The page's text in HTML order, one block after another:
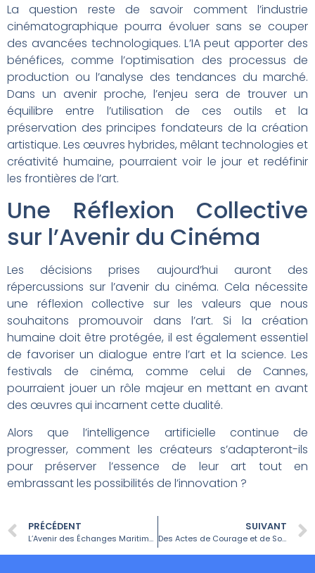
La question reste de savoir comment l’industrie
cinématographique pourra évoluer sans se couper
des avancées technologiques. L’IA peut apporter des
bénéfices, comme l’optimisation des processus de
production ou l’analyse des tendances du marché.
Dans un avenir proche, l’enjeu sera de trouver un
équilibre entre l’utilisation de ces outils et la
préservation des principes fondateurs de la création
artistique. Les œuvres hybrides, mêlant technologies et
créativité humaine, pourraient voir le jour et redéfinir
les frontières de l’art.
Une Réflexion Collective
sur l’Avenir du Cinéma
Les décisions prises aujourd’hui auront des
répercussions sur l’avenir du cinéma. Cela nécessite
une réflexion collective sur les valeurs que nous
souhaitons promouvoir dans l’art. Si la création
humaine doit être protégée, il est également essentiel
de favoriser un dialogue entre l’art et la science. Les
festivals de cinéma, comme celui de Cannes,
pourraient jouer un rôle majeur en mettant en avant
des œuvres qui incarnent cette dualité.
Alors que l’intelligence artificielle continue de
progresser, comment les créateurs s’adapteront-ils
pour préserver l’essence de leur art tout en
embrassant les possibilités de l’innovation ?
PRÉCÉDENT
L’Avenir des Échanges Maritimes au Détroit d’Ormuz
SUIVANT
Des Actes de Courage et de Solidarité Face à la Violence Urbaine